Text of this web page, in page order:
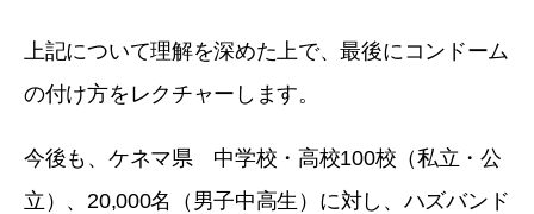
上記について理解を深めた上で、最後にコンドーム
の付け方をレクチャーします。
今後も、ケネマ県 中学校・高校100校（私立・公
立）、20,000名（男子中高生）に対し、ハズバンド